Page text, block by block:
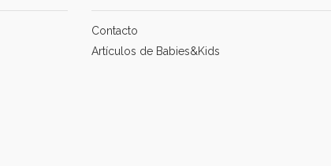
Contacto
Artículos de Babies&Kids